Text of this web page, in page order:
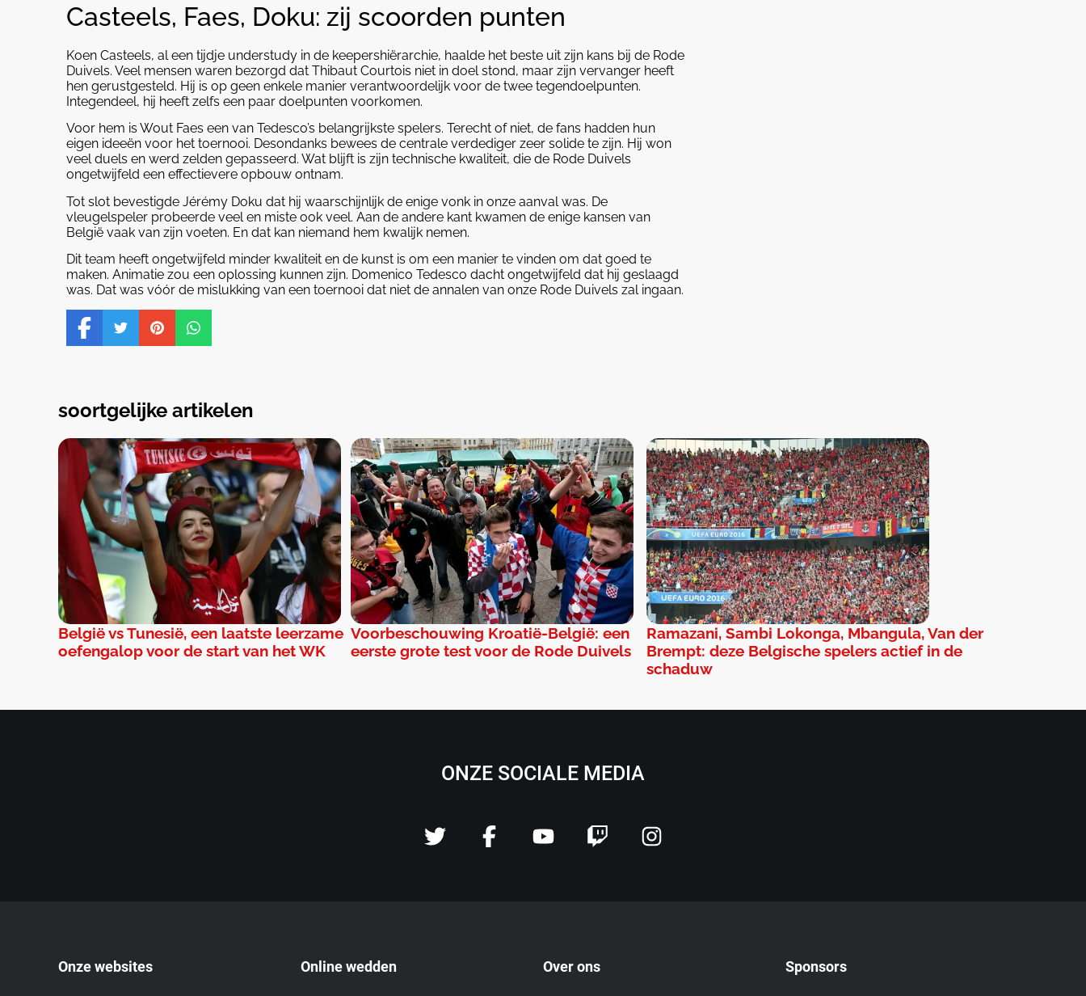
Casteels, Faes, Doku: zij scoorden punten
Koen Casteels, al een tijdje understudy in de keepershiërarchie, haalde het beste uit zijn kans bij de Rode
Duivels. Veel mensen waren bezorgd dat Thibaut Courtois niet in doel stond, maar zijn vervanger heeft
hen gerustgesteld. Hij is op geen enkele manier verantwoordelijk voor de twee tegendoelpunten.
Integendeel, hij heeft zelfs een paar doelpunten voorkomen.
Voor hem is Wout Faes een van Tedesco’s belangrijkste spelers. Terecht of niet, de fans hadden hun
eigen ideeën voor het toernooi. Desondanks bewees de centrale verdediger zeer solide te zijn. Hij won
veel duels en werd zelden gepasseerd. Wat blijft is zijn technische kwaliteit, die de Rode Duivels
ongetwijfeld een effectievere opbouw ontnam.
Tot slot bevestigde Jérémy Doku dat hij waarschijnlijk de enige vonk in onze aanval was. De
vleugelspeler probeerde veel en miste ook veel. Aan de andere kant kwamen de enige kansen van
België vaak van zijn voeten. En dat kan niemand hem kwalijk nemen.
Dit team heeft ongetwijfeld minder kwaliteit en de kunst is om een manier te vinden om dat goed te
maken. Animatie zou een oplossing kunnen zijn. Domenico Tedesco dacht ongetwijfeld dat hij geslaagd
was. Dat was vóór de mislukking van een toernooi dat niet de annalen van onze Rode Duivels zal ingaan.
soortgelijke artikelen
België vs Tunesië, een laatste leerzame
oefengalop voor de start van het WK
Voorbeschouwing Kroatië-België: een
eerste grote test voor de Rode Duivels
Ramazani, Sambi Lokonga, Mbangula, Van der
Brempt: deze Belgische spelers actief in de
schaduw
ONZE SOCIALE MEDIA
Onze websites Online wedden Over ons Sponsors